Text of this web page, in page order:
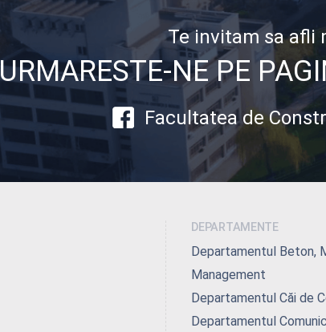
Te invitam sa afli
URMARESTE-NE PE
Facultatea de
DEPARTAMENTE
Departamentul Beton,
Management
Departamentul Căi de
Departamentul